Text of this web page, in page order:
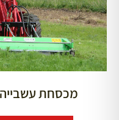
מכסחת עשבייה SCORPION